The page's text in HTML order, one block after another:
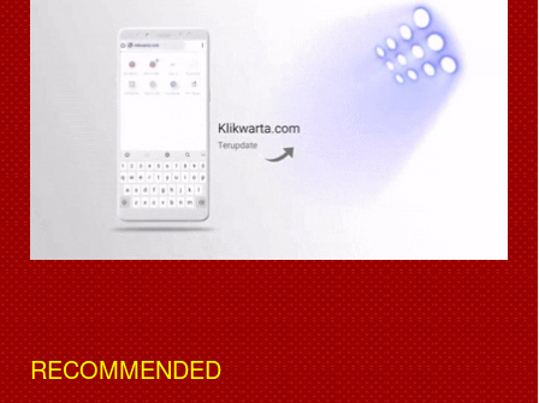
RECOMMENDED